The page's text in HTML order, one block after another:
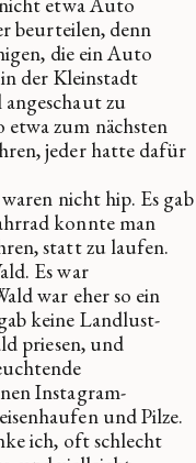
beurteilen, denn
die ein Auto
der Kleinstadt
zu
zum nächsten
jeder hatte dafür
waren nicht hip. Es gab
konnte man
statt zu laufen.
Es war
war eher so ein
keine Landlust-
priesen, und
Instagram-
und Pilze.
ich, oft schlecht